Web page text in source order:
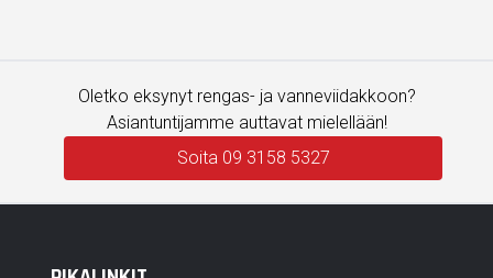
Oletko eksynyt rengas- ja vanneviidakkoon?
Asiantuntijamme auttavat mielellään!
Soita 09 3158 5327